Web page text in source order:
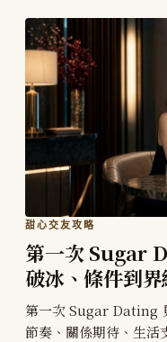
甜心交友攻略
第一次 Sugar
破冰、條件到
第一次 Sugar Dating
節奏、關係期待、生活